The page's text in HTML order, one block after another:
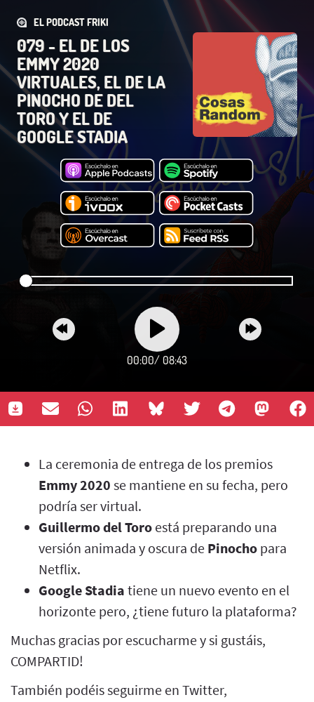
EL PODCAST FRIKI
079 - EL DE LOS
EMMY 2020
VIRTUALES, EL DE LA
PINOCHO DE DEL
TORO Y EL DE
GOOGLE STADIA
00:00/ 08:43
La ceremonia de entrega de los premios
Emmy 2020 se mantiene en su fecha, pero
podría ser virtual.
Guillermo del Toro está preparando una
versión animada y oscura de Pinocho para
Netflix.
Google Stadia tiene un nuevo evento en el
horizonte pero, ¿tiene futuro la plataforma?
Muchas gracias por escucharme y si gustáis,
COMPARTID!
También podéis seguirme en Twitter,